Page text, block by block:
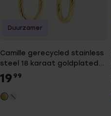
Camille gerecycled stainless
steel 18 karaat goldplated
oorhangers voor dames
19 99
Duurzamer